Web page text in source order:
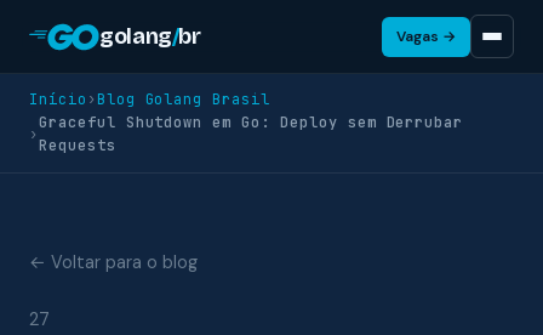
golang/br Vagas →
Início › Blog Golang Brasil
›
Graceful Shutdown em Go: Deploy sem Derrubar
Requests
← Voltar para o blog
27